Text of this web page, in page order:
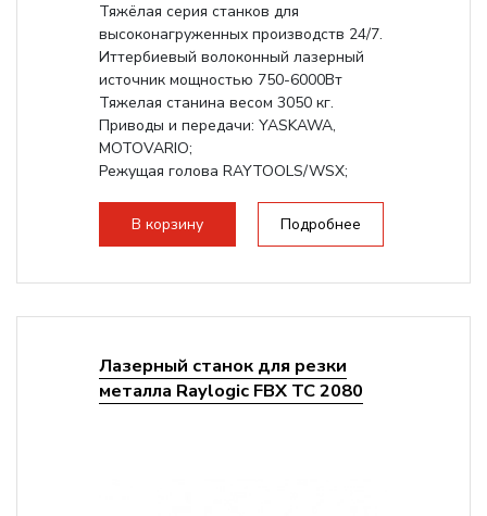
Тяжёлая серия станков для
высоконагруженных производств 24/7.
Иттербиевый волоконный лазерный
источник мощностью 750-6000Вт
Тяжелая станина весом 3050 кг.
Приводы и передачи: YASKAWA,
MOTOVARIO;
Режущая голова RAYTOOLS/WSX;
В корзину Подробнее
Лазерный станок для резки
металла Raylogic FBX TC 2080